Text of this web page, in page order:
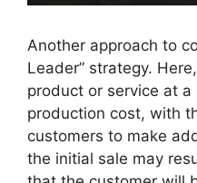
Another approach to
Leader” strategy.
product or service at
production cost, with
customers to make
the initial sale may